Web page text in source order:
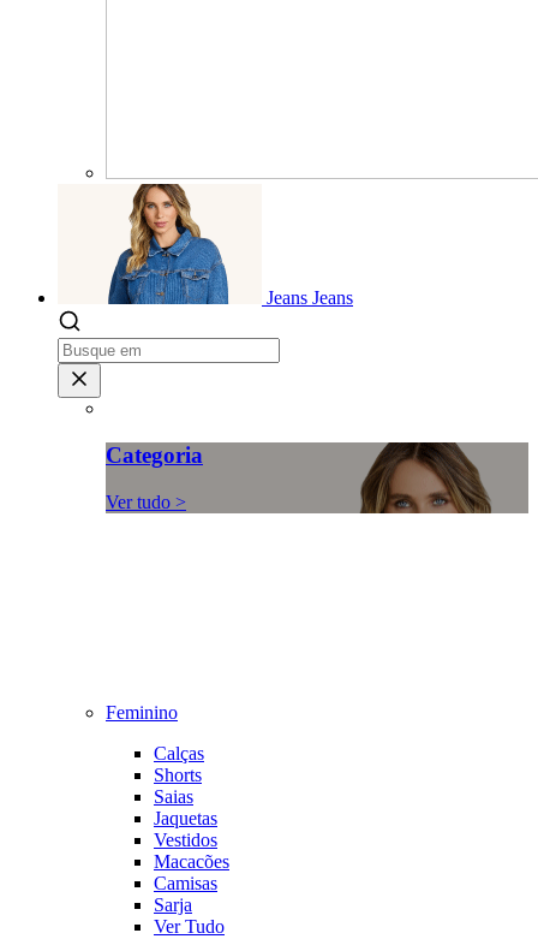
Jeans Jeans
Categoria
Ver tudo >
Feminino
Calças
Shorts
Saias
Jaquetas
Vestidos
Macacões
Camisas
Sarja
Ver Tudo